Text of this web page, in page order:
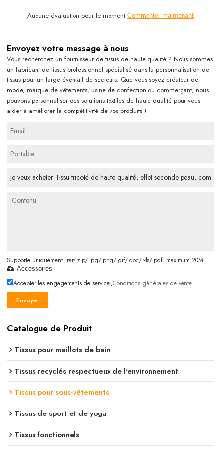
Aucune évaluation pour le moment Commenter maintenant
Envoyez votre message à nous
Vous recherchez un fournisseur de tissus de haute qualité ? Nous sommes
un fabricant de tissus professionnel spécialisé dans la personnalisation de
tissus pour un large éventail de secteurs. Que vous soyez créateur de
mode, marque de vêtements, usine de confection ou commerçant, nous
pouvons personnaliser des solutions textiles de haute qualité pour vous
aider à améliorer la compétitivité de vos produits !
Supporte uniquement .rar/.zip/.jpg/.png/.gif/.doc/.xls/.pdf, maximum 20M
Accessoires
Accepter les engagements de service.,Conditions générales de vente
Envoyer
Catalogue de Produit
Tissus pour maillots de bain
Tissus recyclés respectueux de l'environnement
Tissus pour sous-vêtements
Tissus de sport et de yoga
Tissus fonctionnels